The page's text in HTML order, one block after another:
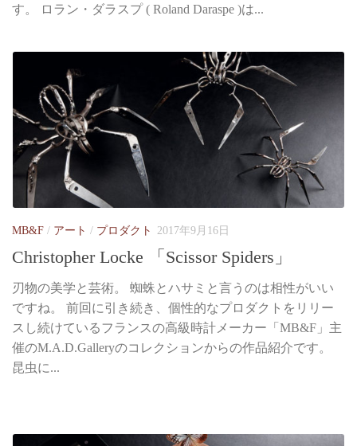
す。 ロラン・ダラスプ ( Roland Daraspe )は...
MB&F / アート / プロダクト 2017年9月16日
Christopher Locke 「Scissor Spiders」
刃物の美学と芸術。 蜘蛛とハサミと言うのは相性がいい
ですね。 前回に引き続き、個性的なプロダクトをリリー
スし続けているフランスの高級時計メーカー「MB&F」主
催のM.A.D.Galleryのコレクションからの作品紹介です。
昆虫に...